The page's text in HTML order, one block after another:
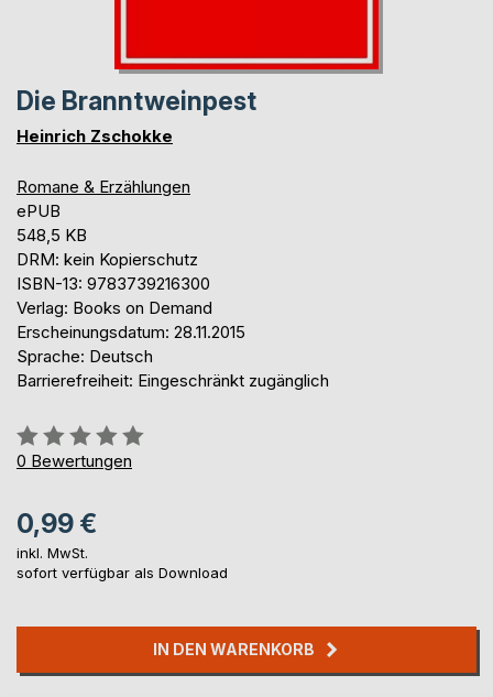
Die Branntweinpest
Heinrich Zschokke
Romane & Erzählungen
ePUB
548,5 KB
DRM: kein Kopierschutz
ISBN-13: 9783739216300
Verlag: Books on Demand
Erscheinungsdatum: 28.11.2015
Sprache: Deutsch
Barrierefreiheit: Eingeschränkt zugänglich
Bewertung::
0%
0 Bewertungen
0,99 €
inkl. MwSt.
sofort verfügbar als Download
IN DEN WARENKORB